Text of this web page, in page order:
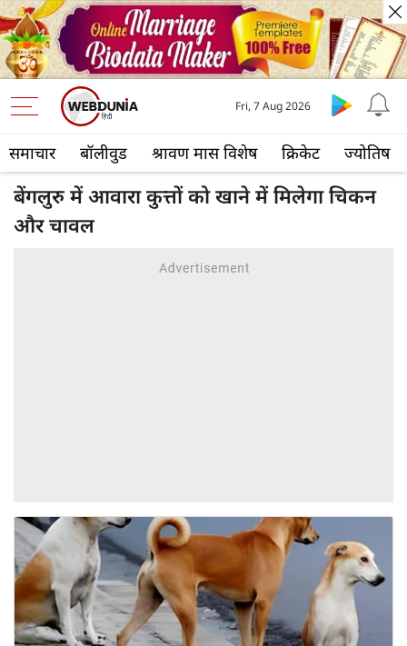
समाचार बॉलीवुड श्रावण मास विशेष क्रिकेट ज्योतिष
Fri, 7 Aug 2026
बेंगलुरु में आवारा कुत्तों को खाने में मिलेगा चिकन
और चावल